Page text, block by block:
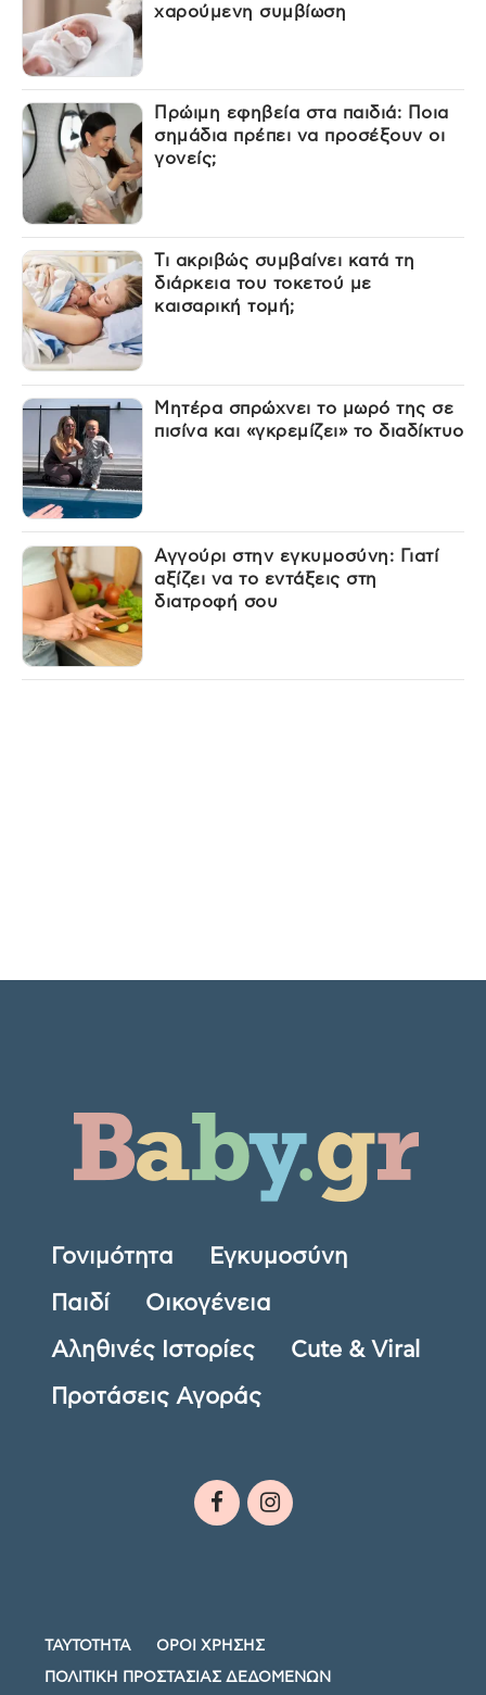
χαρούμενη συμβίωση
Πρώιμη εφηβεία στα παιδιά: Ποια
σημάδια πρέπει να προσέξουν οι
γονείς;
Τι ακριβώς συμβαίνει κατά τη
διάρκεια του τοκετού με
καισαρική τομή;
Μητέρα σπρώχνει το μωρό της σε
πισίνα και «γκρεμίζει» το διαδίκτυο
Αγγούρι στην εγκυμοσύνη: Γιατί
αξίζει να το εντάξεις στη
διατροφή σου
Γονιμότητα Εγκυμοσύνη
Παιδί Οικογένεια
Αληθινές Ιστορίες Cute & Viral
Προτάσεις Αγοράς
ΤΑΥΤΟΤΗΤΑ ΟΡΟΙ ΧΡΗΣΗΣ
ΠΟΛΙΤΙΚΗ ΠΡΟΣΤΑΣΙΑΣ ΔΕΔΟΜΕΝΩΝ